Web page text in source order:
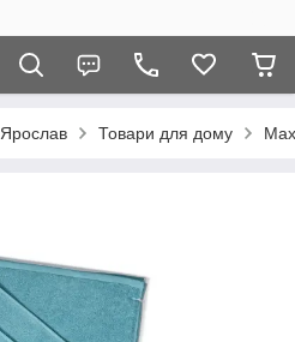
Ярослав Товари для дому